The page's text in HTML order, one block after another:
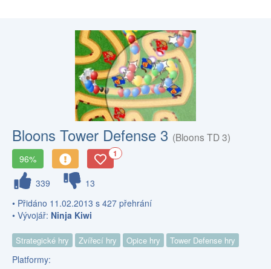
Bloons Tower Defense 3 (Bloons TD 3)
96% 1
339
13
• Přidáno 11.02.2013 s 427 přehrání
• Vývojář: Ninja Kiwi
Strategické hry Zvířecí hry Opice hry Tower Defense hry
Platformy: